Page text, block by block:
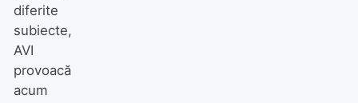
diferite
subiecte,
AVI
provoacă
acum